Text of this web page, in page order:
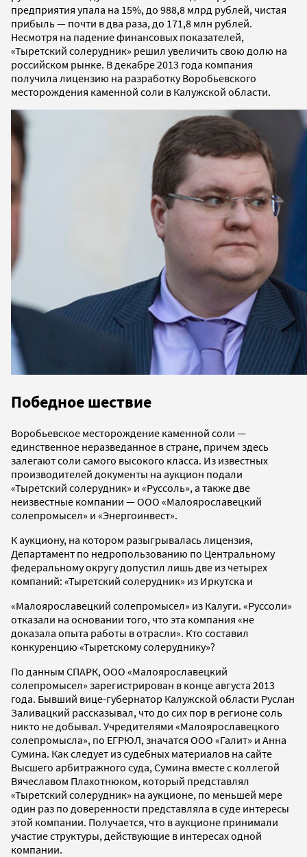
предприятия упала на 15%, до 988,8 млрд рублей, чистая
прибыль — почти в два раза, до 171,8 млн рублей.
Несмотря на падение финансовых показателей,
«Тыретский солерудник» решил увеличить свою долю на
российском рынке. В декабре 2013 года компания
получила лицензию на разработку Воробьевского
месторождения каменной соли в Калужской области.
Победное шествие
Воробьевское месторождение каменной соли —
единственное неразведанное в стране, причем здесь
залегают соли самого высокого класса. Из известных
производителей документы на аукцион подали
«Тыретский солерудник» и «Руссоль», а также две
неизвестные компании — ООО «Малоярославецкий
солепромысел» и «Энергоинвест».
К аукциону, на котором разыгрывалась лицензия,
Департамент по недропользованию по Центральному
федеральному округу допустил лишь две из четырех
компаний: «Тыретский солерудник» из Иркутска и
«Малоярославецкий солепромысел» из Калуги. «Руссоли»
отказали на основании того, что эта компания «не
доказала опыта работы в отрасли». Кто составил
конкуренцию «Тыретскому солеруднику»?
По данным СПАРК, ООО «Малоярославецкий
солепромысел» зарегистрирован в конце августа 2013
года. Бывший вице-губернатор Калужской области Руслан
Заливацкий рассказывал, что до сих пор в регионе соль
никто не добывал. Учредителями «Малоярославецкого
солепромысла», по ЕГРЮЛ, значатся ООО «Галит» и Анна
Сумина. Как следует из судебных материалов на сайте
Высшего арбитражного суда, Сумина вместе с коллегой
Вячеславом Плахотнюком, который представлял
«Тыретский солерудник» на аукционе, по меньшей мере
один раз по доверенности представляла в суде интересы
этой компании. Получается, что в аукционе принимали
участие структуры, действующие в интересах одной
компании.